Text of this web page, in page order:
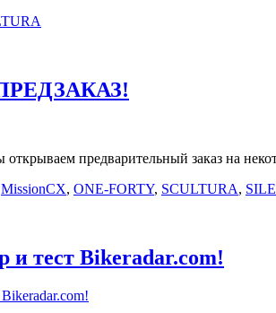
предварительный заказ на
MissionCX, ONE-FORTY, SCULTURA,
и тест Bikeradar.com!